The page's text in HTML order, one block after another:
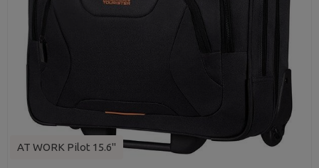
AT WORK Pilot 15.6"